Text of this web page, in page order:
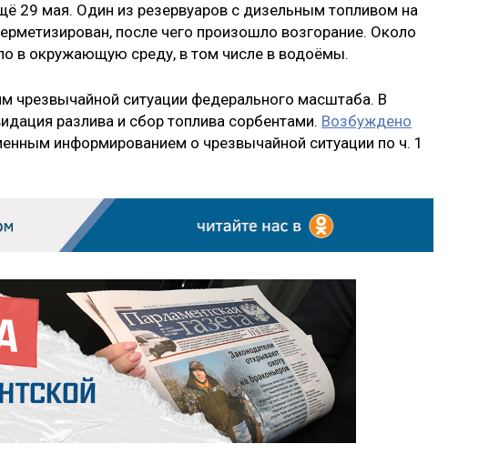
29 мая. Один из резервуаров с дизельным топливом на
после чего произошло возгорание. Около
в окружающую среду, в том числе в водоёмы.
чрезвычайной ситуации федерального масштаба. В
разлива и сбор топлива сорбентами. Возбуждено
информированием о чрезвычайной ситуации по ч. 1